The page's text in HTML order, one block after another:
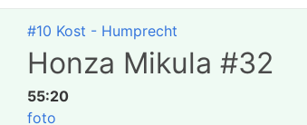
#10 Kost - Humprecht
Honza Mikula #32
55:20
foto